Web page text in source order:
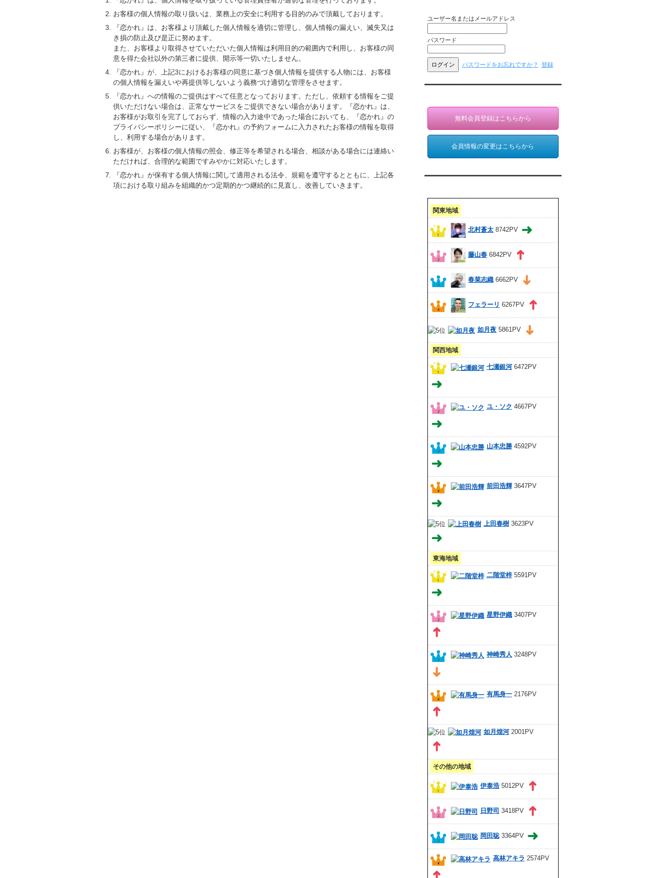
お客様の個人情報の取り扱いは、業務上の安全に利用する目的のみで頂戴しております。
『恋かれ』は、お客様より頂戴した個人情報を適切に管理し、個人情報の漏えい、滅失又は
き損の防止及び是正に努めます。
また、お客様より取得させていただいた個人情報は利用目的の範囲内で利用し、お客様の同
意を得た会社以外の第三者に提供、開示等一切いたしません。
『恋かれ』が、上記3におけるお客様の同意に基づき個人情報を提供する人物には、お客様
の個人情報を漏えいや再提供等しないよう義務づけ適切な管理をさせます。
『恋かれ』への情報のご提供はすべて任意となっております。ただし、依頼する情報をご提
供いただけない場合は、正常なサービスをご提供できない場合があります。『恋かれ』は、
お客様がお取引を完了しておらず、情報の入力途中であった場合においても、『恋かれ』の
プライバシーポリシーに従い、『恋かれ』の予約フォームに入力されたお客様の情報を取得
し、利用する場合があります。
お客様が、お客様の個人情報の照会、修正等を希望される場合、相談がある場合には連絡い
ただければ、合理的な範囲ですみやかに対応いたします。
『恋かれ』が保有する個人情報に関して適用される法令、規範を遵守するとともに、上記各
項における取り組みを組織的かつ定期的かつ継続的に見直し、改善していきます。
ユーザー名またはメールアドレス
パスワード
パスワードをお忘れですか？ 登録
無料会員登録はこちらから
会員情報の変更はこちらから
関東地域
北村蒼太8742PV
藤山春6842PV
春菜志織6662PV
フェラーリ 6267PV
如月夜5861PV
関西地域
七瀬銀河6472PV
ユ・ソク 4667PV
山本忠勝4592PV
前田浩輝3647PV
上田春樹3623PV
東海地域
二階堂梓5591PV
星野伊織3407PV
神崎秀人 3248PV
有馬身一2176PV
如月煌河2001PV
その他の地域
伊泰浩5012PV
日野司 3418PV
岡田聡3364PV
高林アキラ 2574PV